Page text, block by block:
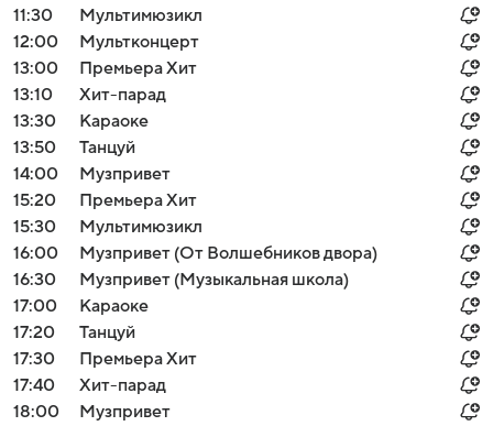
11:30
Мультимюзикл
12:00
Мультконцерт
13:00
Премьера Хит
13:10
Хит-парад
13:30
Караоке
13:50
Танцуй
14:00
Музпривет
15:20
Премьера Хит
15:30
Мультимюзикл
16:00
Музпривет (От Волшебников двора)
16:30
Музпривет (Музыкальная школа)
17:00
Караоке
17:20
Танцуй
17:30
Премьера Хит
17:40
Хит-парад
18:00
Музпривет